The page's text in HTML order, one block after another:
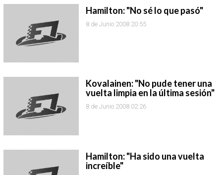
Hamilton: "No sé lo que pasó"
8 de Junio 2008 20:55
Kovalainen: "No pude tener una
vuelta limpia en la última sesión"
8 de Junio 2008 02:26
Hamilton: "Ha sido una vuelta
increíble"